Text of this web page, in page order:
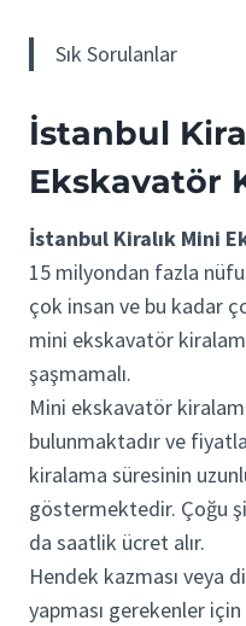
Sık Sorulanlar
İstanbul
Ekskavatör
İstanbul Kiralık Mini
15 milyondan fazla
çok insan ve bu kadar
mini ekskavatör
şaşmamalı.
Mini ekskavatör
bulunmaktadır ve
kiralama süresinin
göstermektedir. Çoğu
da saatlik ücret alır.
Hendek kazması veya
yapması gerekenler